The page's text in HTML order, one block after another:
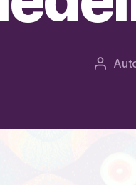
Autor